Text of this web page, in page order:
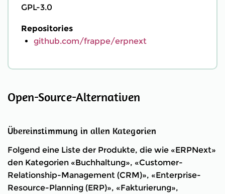
GPL-3.0
Repositories
github.com/frappe/erpnext
Open-Source-Alternativen
Übereinstimmung in allen Kategorien
Folgend eine Liste der Produkte, die wie «ERPNext»
den Kategorien «Buchhaltung», «Customer-
Relationship-Management (CRM)», «Enterprise-
Resource-Planning (ERP)», «Fakturierung»,